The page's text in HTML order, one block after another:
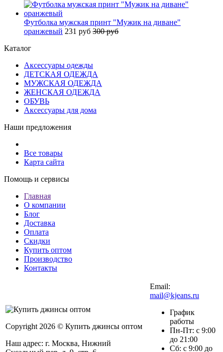
Футболка мужская принт "Мужик на диване"
оранжевый 231 руб 300 руб
Каталог
Аксессуары одежды
ДЕТСКАЯ ОДЕЖДА
МУЖСКАЯ ОДЕЖДА
ЖЕНСКАЯ ОДЕЖДА
ОБУВЬ
Аксессуары для дома
Наши предложения
Все товары
Карта сайта
Помощь и сервисы
Главная
О компании
Блог
Доставка
Оплата
Скидки
Купить оптом
Производство
Контакты
Copyright 2026 © Купить джинсы оптом
Наш адрес: г. Москва, Нижний
Email:
mail@kjeans.ru
График
работы
Пн-Пт: с 9:00
до 21:00
Сб: с 9:00 до